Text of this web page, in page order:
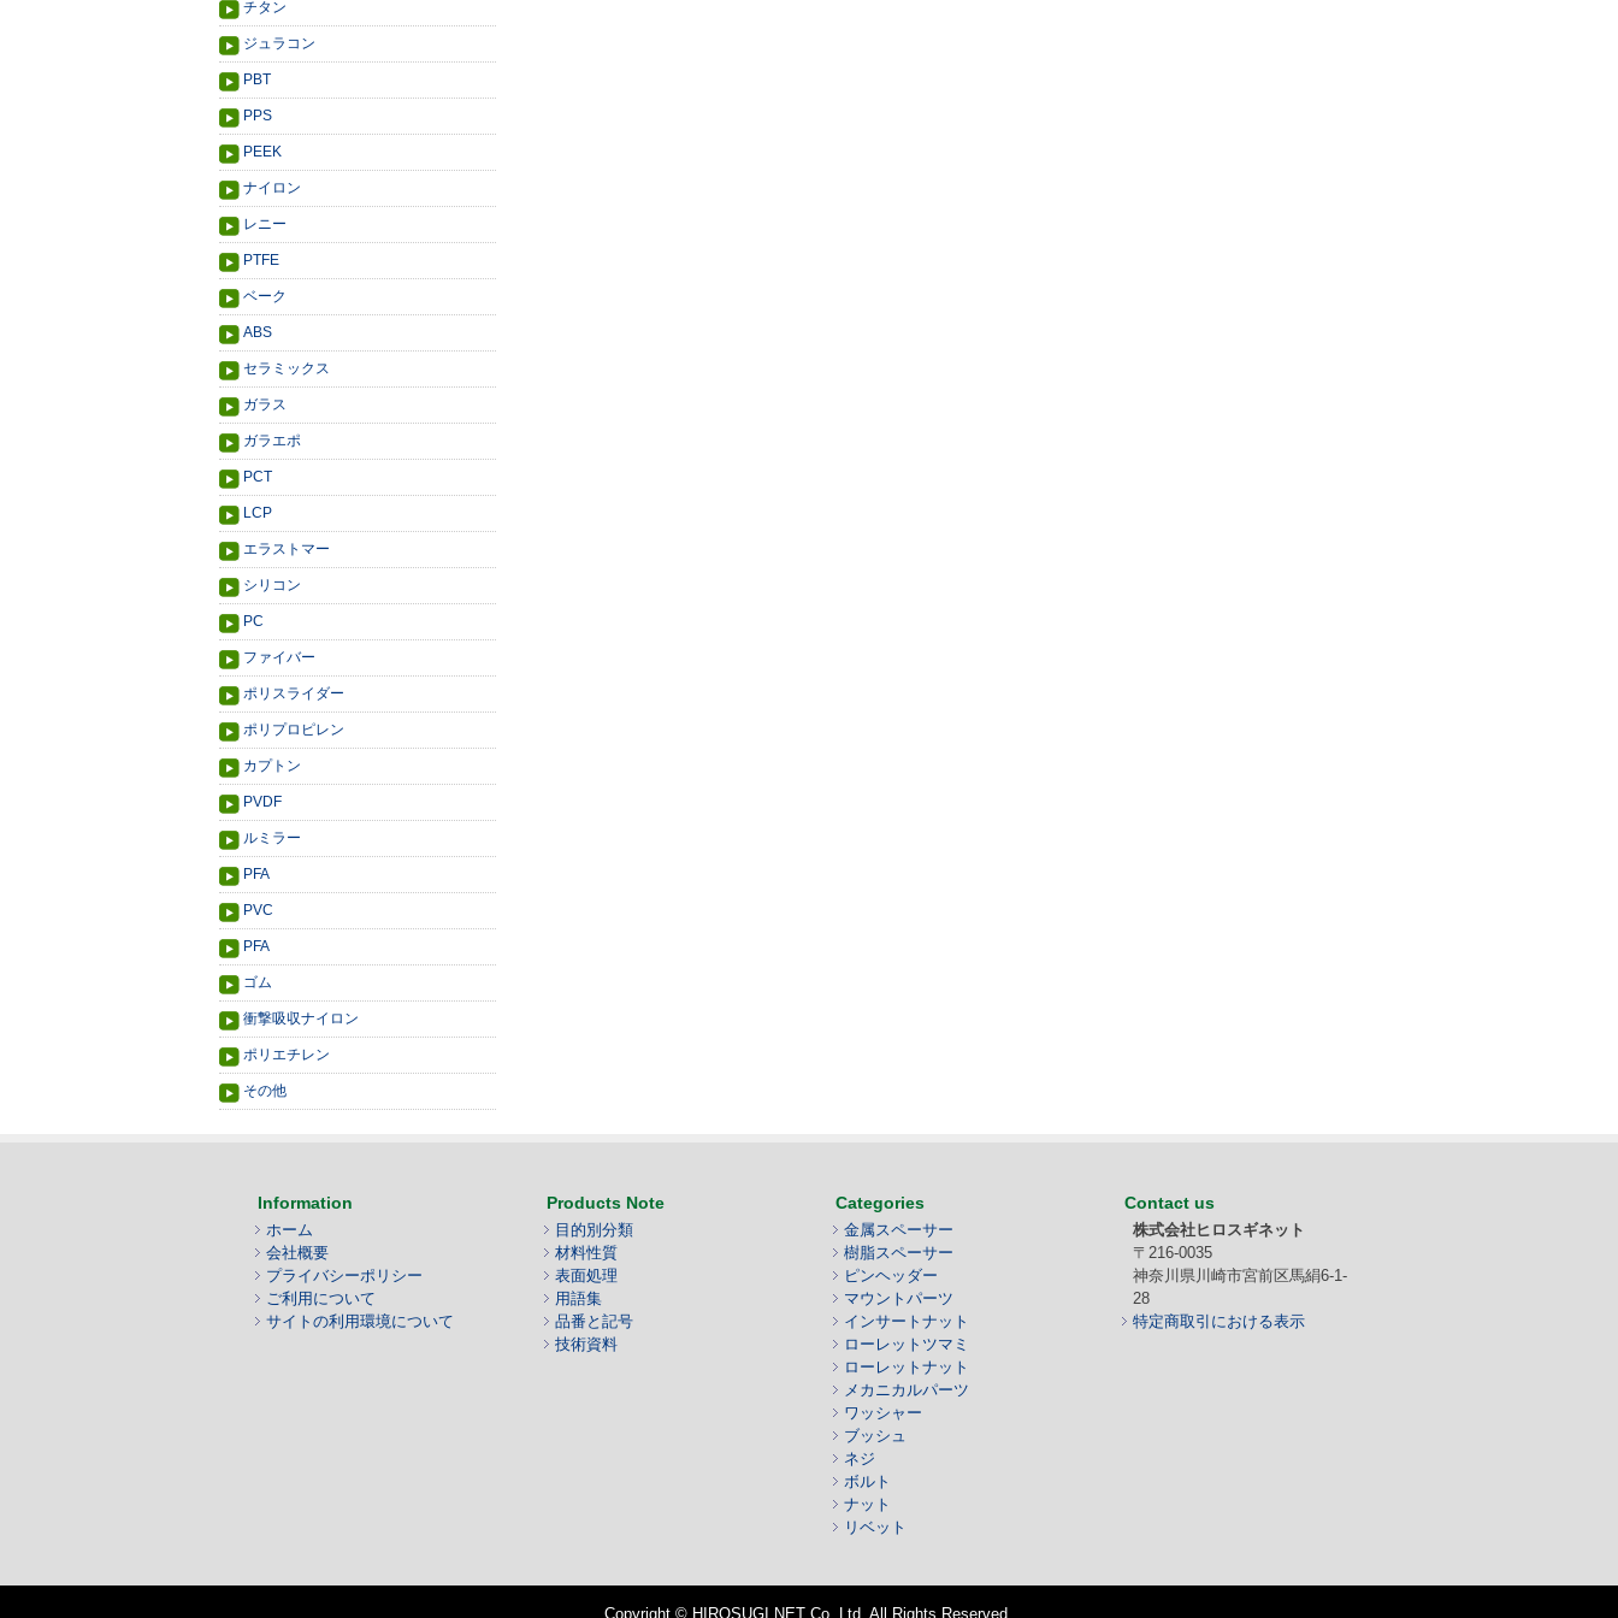
チタン
ジュラコン
PBT
PPS
PEEK
ナイロン
レニー
PTFE
ベーク
ABS
セラミックス
ガラス
ガラエポ
PCT
LCP
エラストマー
シリコン
PC
ファイバー
ポリスライダー
ポリプロピレン
カプトン
PVDF
ルミラー
PFA
PVC
PFA
ゴム
衝撃吸収ナイロン
ポリエチレン
その他
Information
ホーム
会社概要
プライバシーポリシー
ご利用について
サイトの利用環境について
Products Note
目的別分類
材料性質
表面処理
用語集
品番と記号
技術資料
Categories
金属スペーサー
樹脂スペーサー
ピンヘッダー
マウントパーツ
インサートナット
ローレットツマミ
ローレットナット
メカニカルパーツ
ワッシャー
ブッシュ
ネジ
ボルト
ナット
リベット
Contact us
株式会社ヒロスギネット
〒216-0035
神奈川県川崎市宮前区馬絹6-1-
28
特定商取引における表示
Copyright © HIROSUGI NET Co.,Ltd. All Rights Reserved.